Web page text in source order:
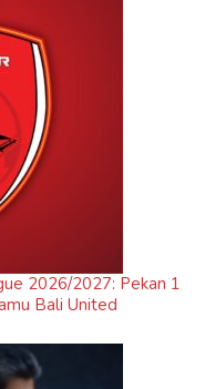
2026/2027: Pekan 1
Bali United